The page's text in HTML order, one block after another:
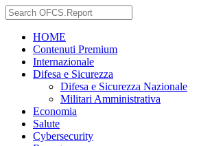
HOME
Contenuti Premium
Internazionale
Difesa e Sicurezza
Difesa e Sicurezza Nazionale
Militari Amministrativa
Economia
Salute
Cybersecurity